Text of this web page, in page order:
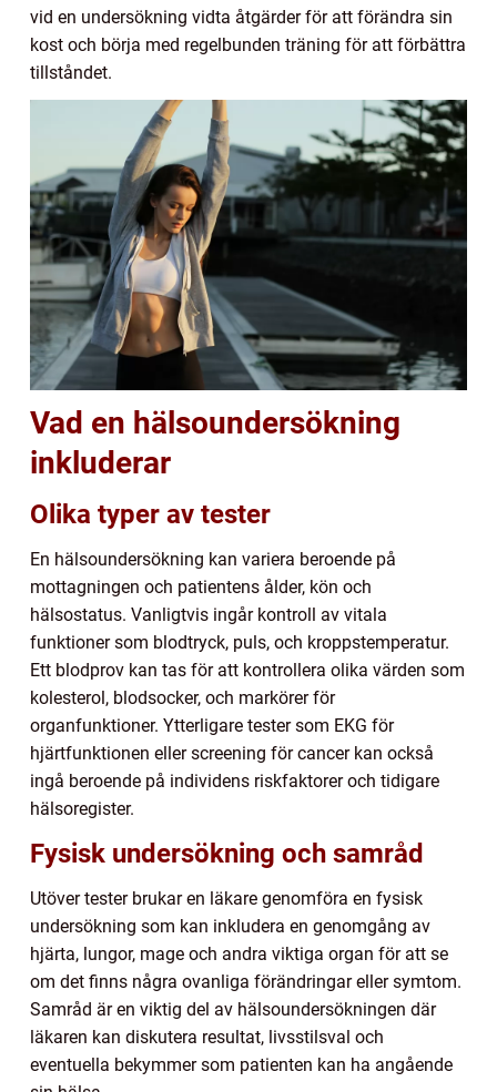
vid en undersökning vidta åtgärder för att förändra sin
kost och börja med regelbunden träning för att förbättra
tillståndet.
Vad en hälsoundersökning
inkluderar
Olika typer av tester
En hälsoundersökning kan variera beroende på
mottagningen och patientens ålder, kön och
hälsostatus. Vanligtvis ingår kontroll av vitala
funktioner som blodtryck, puls, och kroppstemperatur.
Ett blodprov kan tas för att kontrollera olika värden som
kolesterol, blodsocker, och markörer för
organfunktioner. Ytterligare tester som EKG för
hjärtfunktionen eller screening för cancer kan också
ingå beroende på individens riskfaktorer och tidigare
hälsoregister.
Fysisk undersökning och samråd
Utöver tester brukar en läkare genomföra en fysisk
undersökning som kan inkludera en genomgång av
hjärta, lungor, mage och andra viktiga organ för att se
om det finns några ovanliga förändringar eller symtom.
Samråd är en viktig del av hälsoundersökningen där
läkaren kan diskutera resultat, livsstilsval och
eventuella bekymmer som patienten kan ha angående